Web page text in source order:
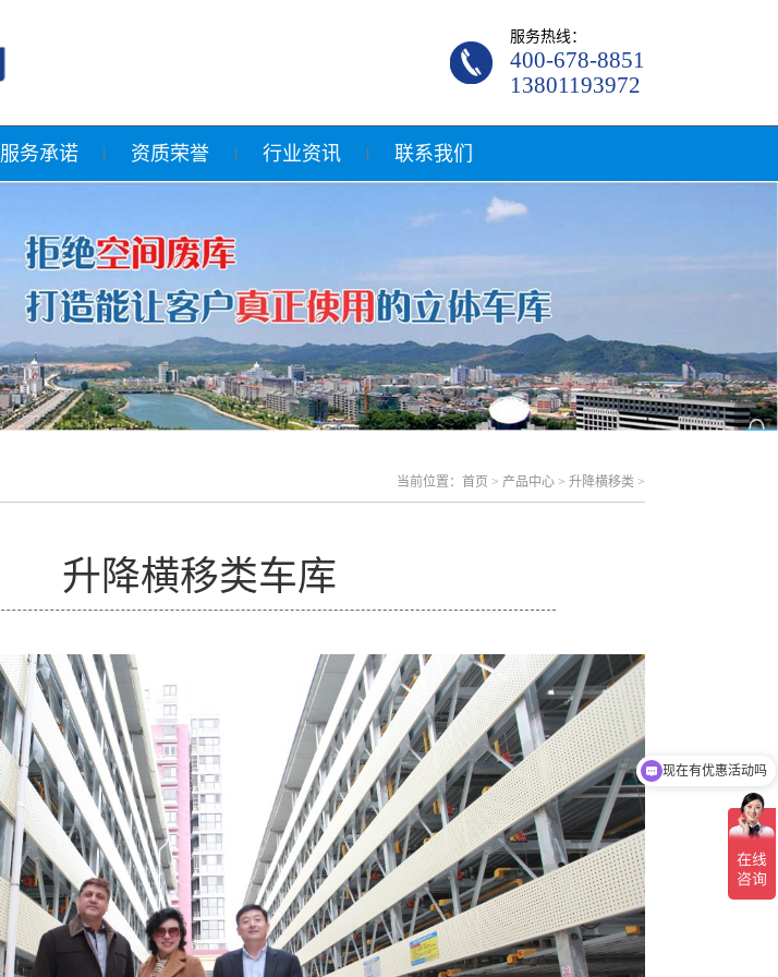
服务热线：
400-678-8851
13801193972
服务承诺 资质荣誉 行业资讯 联系我们
当前位置： 首页 > 产品中心 > 升降横移类 >
升降横移类车库
现在有优惠活动吗